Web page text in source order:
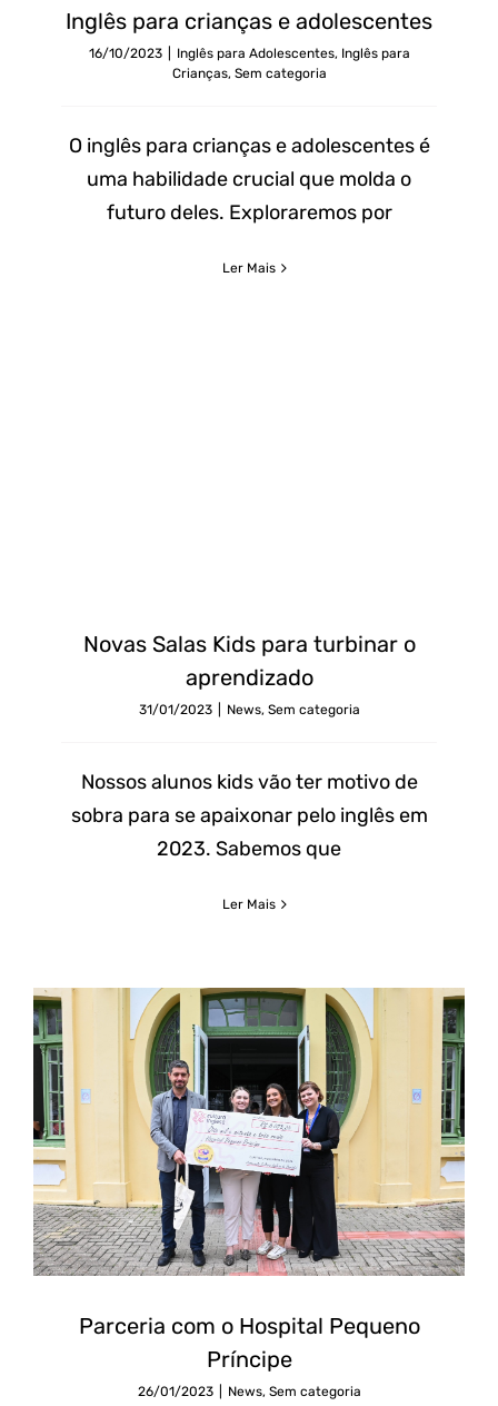
Inglês para crianças e adolescentes
16/10/2023 Inglês para Adolescentes, Inglês para
Crianças, Sem categoria
O inglês para crianças e adolescentes é
uma habilidade crucial que molda o
futuro deles. Exploraremos por
Ler Mais
Novas Salas Kids para turbinar o
aprendizado
31/01/2023 News, Sem categoria
Nossos alunos kids vão ter motivo de
sobra para se apaixonar pelo inglês em
2023. Sabemos que
Ler Mais
Parceria com o Hospital Pequeno
Príncipe
26/01/2023 News, Sem categoria